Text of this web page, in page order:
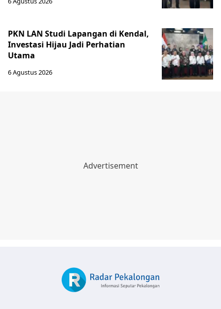
PKN LAN Studi Lapangan di Kendal,
Investasi Hijau Jadi Perhatian
Utama
6 Agustus 2026